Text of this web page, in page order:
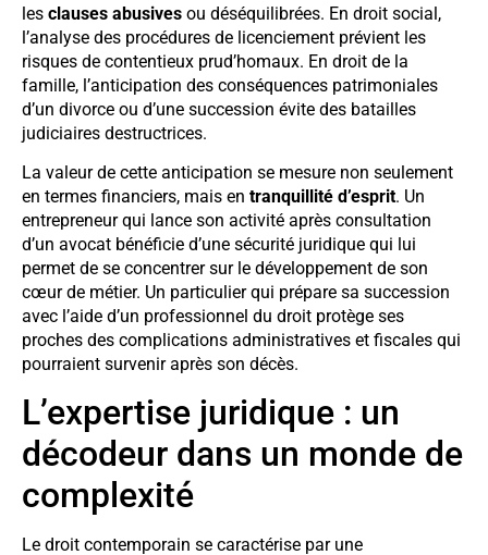
les clauses abusives ou déséquilibrées. En droit social,
l’analyse des procédures de licenciement prévient les
risques de contentieux prud’homaux. En droit de la
famille, l’anticipation des conséquences patrimoniales
d’un divorce ou d’une succession évite des batailles
judiciaires destructrices.
La valeur de cette anticipation se mesure non seulement
en termes financiers, mais en tranquillité d’esprit. Un
entrepreneur qui lance son activité après consultation
d’un avocat bénéficie d’une sécurité juridique qui lui
permet de se concentrer sur le développement de son
cœur de métier. Un particulier qui prépare sa succession
avec l’aide d’un professionnel du droit protège ses
proches des complications administratives et fiscales qui
pourraient survenir après son décès.
L’expertise juridique : un
décodeur dans un monde de
complexité
Le droit contemporain se caractérise par une